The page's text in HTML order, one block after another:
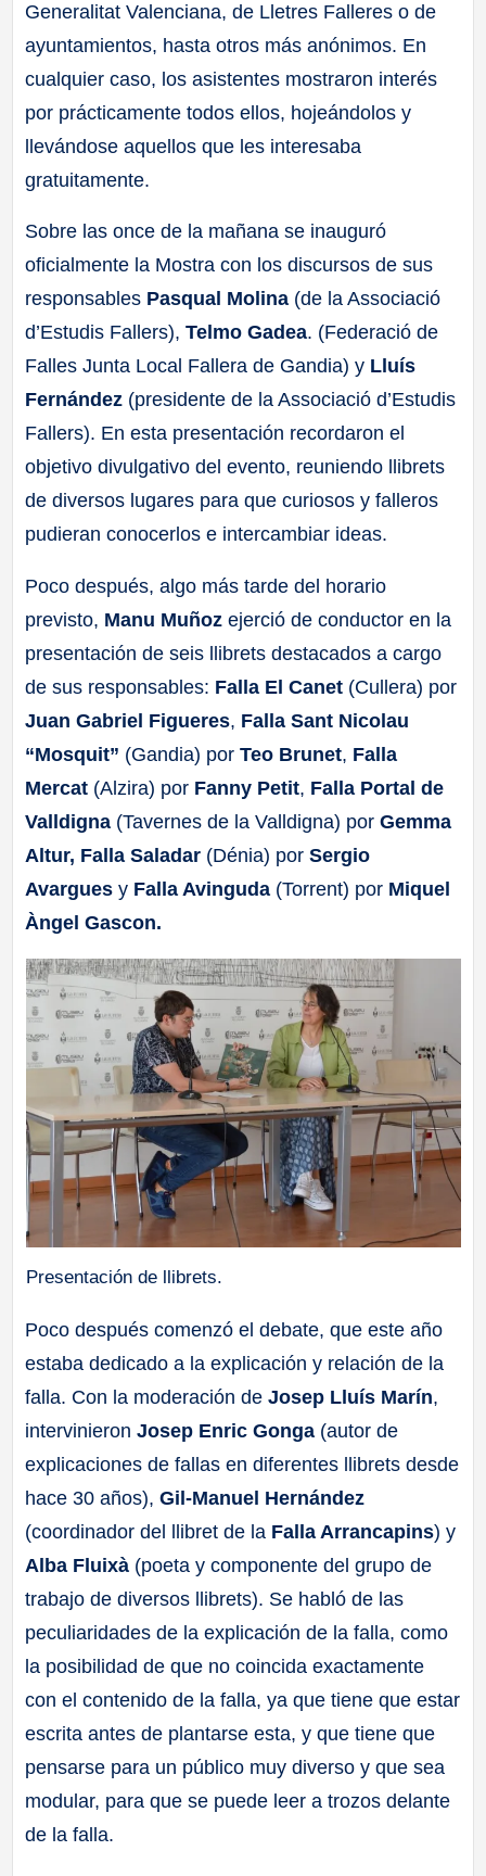
Generalitat Valenciana, de Lletres Falleres o de
ayuntamientos, hasta otros más anónimos. En
cualquier caso, los asistentes mostraron interés
por prácticamente todos ellos, hojeándolos y
llevándose aquellos que les interesaba
gratuitamente.
Sobre las once de la mañana se inauguró
oficialmente la Mostra con los discursos de sus
responsables Pasqual Molina (de la Associació
d’Estudis Fallers),Telmo Gadea. (Federació de
Falles Junta Local Fallera de Gandia) y Lluís
Fernández (presidente de la Associació d’Estudis
Fallers). En esta presentación recordaron el
objetivo divulgativo del evento, reuniendo llibrets
de diversos lugares para que curiosos y falleros
pudieran conocerlos e intercambiar ideas.
Poco después, algo más tarde del horario
previsto, Manu Muñozejerció de conductor en la
presentación de seis llibrets destacados a cargo
de sus responsables: Falla El Canet (Cullera) por
Juan Gabriel Figueres, Falla Sant Nicolau
“Mosquit” (Gandia) porTeo Brunet, Falla
Mercat (Alzira) por Fanny Petit, Falla Portal de
Valldigna (Tavernes de la Valldigna) porGemma
Altur, Falla Saladar (Dénia) porSergio
Avargues y Falla Avinguda (Torrent) por Miquel
Àngel Gascon.
Presentación de llibrets.
Poco después comenzó el debate, que este año
estaba dedicado a la explicación y relación de la
falla. Con la moderación deJosep Lluís Marín,
intervinieronJosep Enric Gonga (autor de
explicaciones de fallas en diferentes llibrets desde
hace 30 años),Gil-Manuel Hernández
(coordinador del llibret de la Falla Arrancapins) y
Alba Fluixà (poeta y componente del grupo de
trabajo de diversos llibrets). Se habló de las
peculiaridades de la explicación de la falla, como
la posibilidad de que no coincida exactamente
con el contenido de la falla, ya que tiene que estar
escrita antes de plantarse esta, y que tiene que
pensarse para un público muy diverso y que sea
modular, para que se puede leer a trozos delante
de la falla.